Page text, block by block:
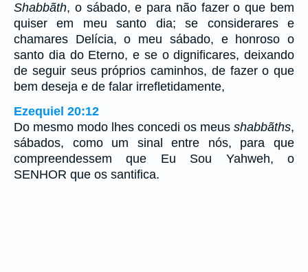
Shabbãth, o sábado, e para não fazer o que bem
quiser em meu santo dia; se considerares e
chamares Delícia, o meu sábado, e honroso o
santo dia do Eterno, e se o dignificares, deixando
de seguir seus próprios caminhos, de fazer o que
bem deseja e de falar irrefletidamente,
Ezequiel 20:12
Do mesmo modo lhes concedi os meus shabbãths,
sábados, como um sinal entre nós, para que
compreendessem que Eu Sou Yahweh, o
SENHOR que os santifica.